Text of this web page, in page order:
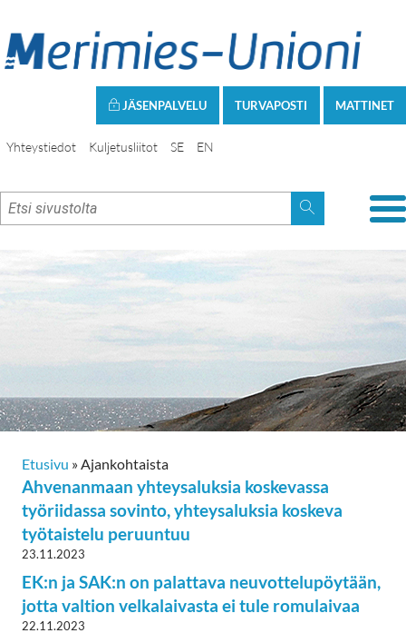
MATTINET
TURVAPOSTI
JÄSENPALVELU
Yhteystiedot Kuljetusliitot SE EN
Etusivu » Ajankohtaista
Ahvenanmaan yhteysaluksia koskevassa
työriidassa sovinto, yhteysaluksia koskeva
työtaistelu peruuntuu
23.11.2023
EK:n ja SAK:n on palattava neuvottelupöytään,
jotta valtion velkalaivasta ei tule romulaivaa
22.11.2023